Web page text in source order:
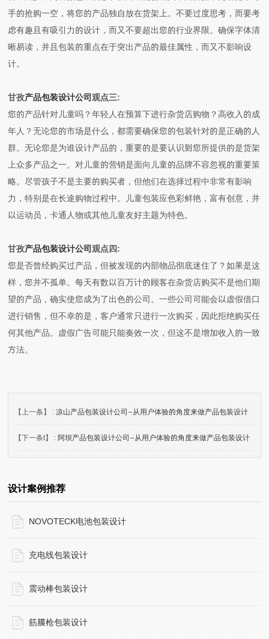
手的抢购一空，将您的产品独自放在货架上。不要过度思考，而要考
虑有趣且有吸引力的设计，而又不要超出您的行业界限。确保字体清
晰易读，并且包装的重点在于突出产品的最佳属性，而又不影响设
计。
甘孜产品包装设计公司观点三:
您的产品针对儿童吗？年轻人在预算下进行杂货店购物？高收入的成
年人？无论您的市场是什么，都需要确保您的包装针对的是正确的人
群。无论您是为谁设计产品的，重要的是要认识到您所提供的是货架
上众多产品之一。对儿童的营销是面向儿童的品牌不容忽视的重要策
略。尽管孩子不是主要的购买者，但他们在选择过程中非常有影响
力，特别是在长途购物过程中。儿童包装应色彩鲜艳，富有创意，并
以运动员，卡通人物或其他儿童友好主题为特色。
甘孜产品包装设计公司观点四:
您是否曾经购买过产品，但被发现的内部物品彻底迷住了？如果是这
样，您并不孤单。每天有数以百万计的顾客在杂货店购买不是他们期
望的产品，确实使您成为了出色的公司。一些公司可能会以虚假借口
进行销售，但不幸的是，客户通常只进行一次购买，因此拒绝购买任
何其他产品。虚假广告可能只能奏效一次，但这不是增加收入的一致
方法。
【上一条】 :凉山产品包装设计公司—从用户体验的角度来做产品包装设计
【下一条t】 :阿坝产品包装设计公司—从用户体验的角度来做产品包装设计
设计案例推荐
NOVOTECK电池包装设计
充电线包装设计
震动棒包装设计
筋膜枪包装设计